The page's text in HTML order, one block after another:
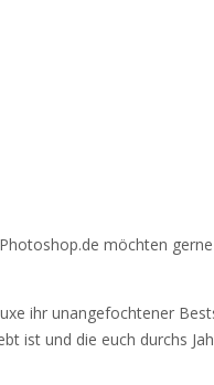
möchten
ihr unangefochtener
ist und die euch durchs